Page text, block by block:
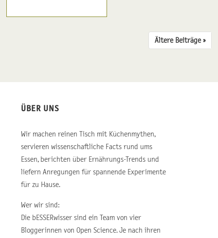
Ältere Beiträge ››
ÜBER UNS
Wir machen reinen Tisch mit Küchenmythen,
servieren wissenschaftliche Facts rund ums
Essen, berichten über Ernährungs-Trends und
liefern Anregungen für spannende Experimente
für zu Hause.
Wer wir sind:
Die bESSERwisser sind ein Team von vier
Bloggerinnen von Open Science. Je nach ihren